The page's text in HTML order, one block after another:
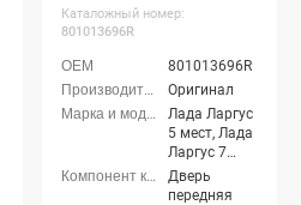
(Венера 191)
Каталожный номер:
801013696R
801013696R
Оригинал
Лада Ларгус
5 мест, Лада
Ларгус 7
мест, Лада
Ларгус
Дверь
передняя